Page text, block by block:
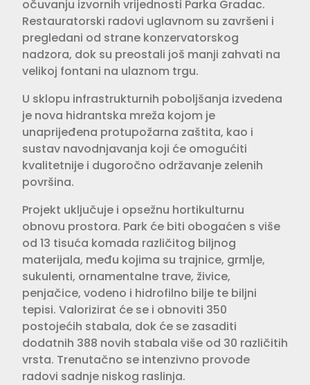
očuvanju izvornih vrijednosti Parka Gradac.
Restauratorski radovi uglavnom su završeni i
pregledani od strane konzervatorskog
nadzora, dok su preostali još manji zahvati na
velikoj fontani na ulaznom trgu.
U sklopu infrastrukturnih poboljšanja izvedena
je nova hidrantska mreža kojom je
unaprijeđena protupožarna zaštita, kao i
sustav navodnjavanja koji će omogućiti
kvalitetnije i dugoročno održavanje zelenih
površina.
Projekt uključuje i opsežnu hortikulturnu
obnovu prostora. Park će biti obogaćen s više
od 13 tisuća komada različitog biljnog
materijala, među kojima su trajnice, grmlje,
sukulenti, ornamentalne trave, živice,
penjačice, vodeno i hidrofilno bilje te biljni
tepisi. Valorizirat će se i obnoviti 350
postojećih stabala, dok će se zasaditi
dodatnih 388 novih stabala više od 30 različitih
vrsta. Trenutačno se intenzivno provode
radovi sadnje niskog raslinja.